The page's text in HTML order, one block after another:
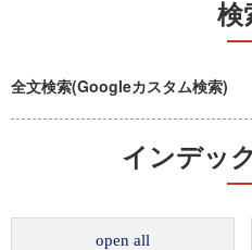
検
全文検索(Googleカスタム検索)
インデッ
open all